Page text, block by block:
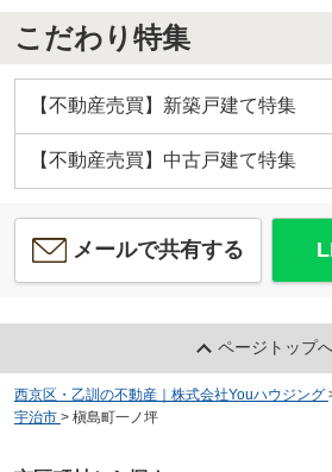
こだわり特集
【不動産売買】新築戸建て特集
【不動産売買】中古戸建て特集
メールで共有する
ページトップ
西京区・乙訓の不動産｜株式会社Youハウジング
宇治市 > 槇島町一ノ坪